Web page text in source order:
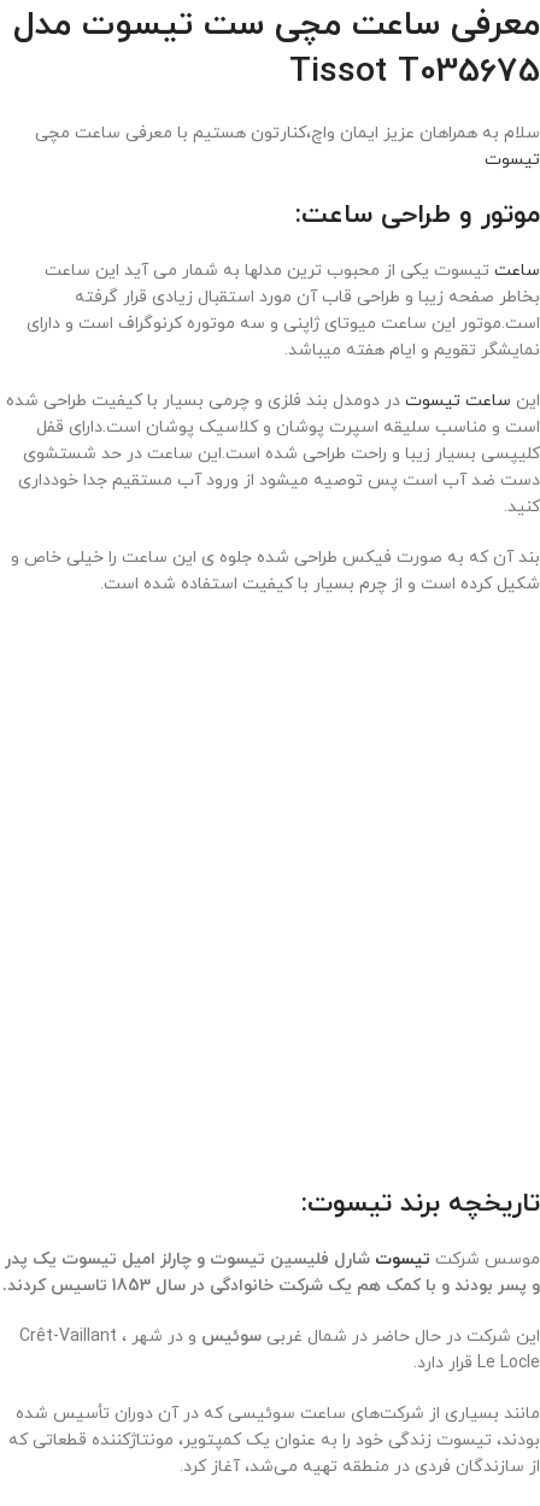
معرفی ساعت مچی ست تیسوت مدل
Tissot T035675
سلام به همراهان عزیز ایمان واچ،کنارتون هستیم با معرفی ساعت مچی
تیسوت
موتور و طراحی ساعت:
ساعت تیسوت یکی از محبوب ترین مدلها به شمار می آید این ساعت
بخاطر صفحه زیبا و طراحی قاب آن مورد استقبال زیادی قرار گرفته
است.موتور این ساعت میوتای ژاپنی و سه موتوره کرنوگراف است و دارای
نمایشگر تقویم و ایام هفته میباشد.
این ساعت تیسوت در دومدل بند فلزی و چرمی بسیار با کیفیت طراحی شده
است و مناسب سلیقه اسپرت پوشان و کلاسیک پوشان است.دارای قفل
کلیپسی بسیار زیبا و راحت طراحی شده است.این ساعت در حد شستشوی
دست ضد آب است پس توصیه میشود از ورود آب مستقیم جدا خودداری
کنید.
بند آن که به صورت فیکس طراحی شده جلوه ی این ساعت را خیلی خاص و
شکیل کرده است و از چرم بسیار با کیفیت استفاده شده است.
تاریخچه برند تیسوت:
موسس شرکت تیسوت شارل فلیسین تیسوت و چارلز امیل تیسوت یک پدر
و پسر بودند و با کمک هم یک شرکت خانوادگی در سال 1853 تاسیس کردند.
این شرکت در حال حاضر در شمال غربی سوئیس
و در شهر Crêt-Vaillant ،
Le Locle قرار دارد.
مانند بسیاری از شرکت‌های ساعت سوئیسی که در آن دوران تأسیس شده
بودند، تیسوت زندگی خود را به عنوان یک کمپتویر، مونتاژکننده قطعاتی که
از سازندگان فردی در منطقه تهیه می‌شد، آغاز کرد.